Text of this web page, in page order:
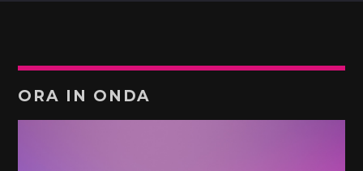
ORA IN ONDA